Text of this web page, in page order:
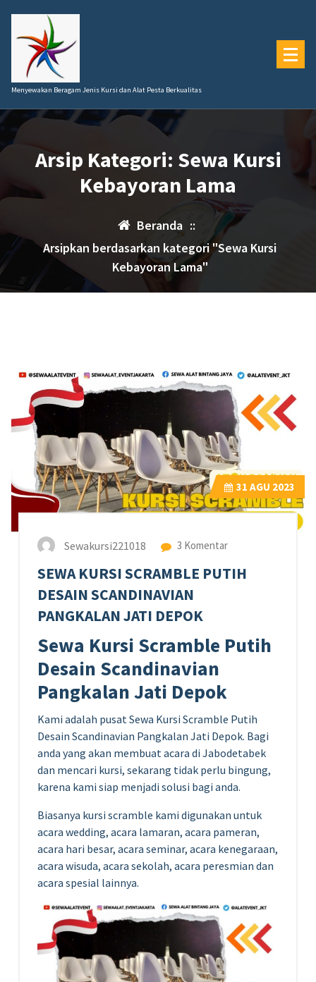
konten
Menyewakan Beragam Jenis Kursi dan Alat Pesta Berkualitas
Arsip Kategori: Sewa Kursi
Kebayoran Lama
Beranda ::
Arsipkan berdasarkan kategori "Sewa Kursi
Kebayoran Lama"
31 AGU 2023
Sewakursi221018 3 Komentar
SEWA KURSI SCRAMBLE PUTIH
DESAIN SCANDINAVIAN
PANGKALAN JATI DEPOK
Sewa Kursi Scramble Putih
Desain Scandinavian
Pangkalan Jati Depok
Kami adalah pusat Sewa Kursi Scramble Putih
Desain Scandinavian Pangkalan Jati Depok. Bagi
anda yang akan membuat acara di Jabodetabek
dan mencari kursi, sekarang tidak perlu bingung,
karena kami siap menjadi solusi bagi anda.
Biasanya kursi scramble kami digunakan untuk
acara wedding, acara lamaran, acara pameran,
acara hari besar, acara seminar, acara kenegaraan,
acara wisuda, acara sekolah, acara peresmian dan
acara spesial lainnya.